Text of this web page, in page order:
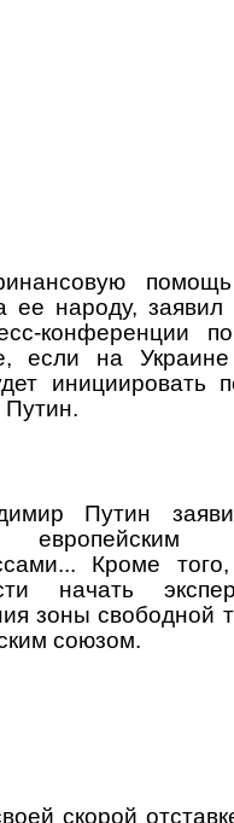
ее народу,
конференции
если на Украине
инициировать
Путин.
Путин
европейским
Кроме
начать
зоны свободной
союзом.
скорой